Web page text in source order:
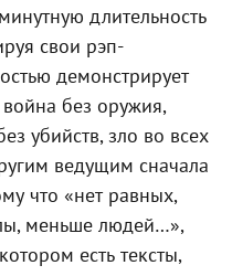
длительность
свои рэп-
демонстрирует
без оружия,
убийств, зло во всех
ведущим сначала
что «нет равных,
меньше людей…»,
есть тексты,